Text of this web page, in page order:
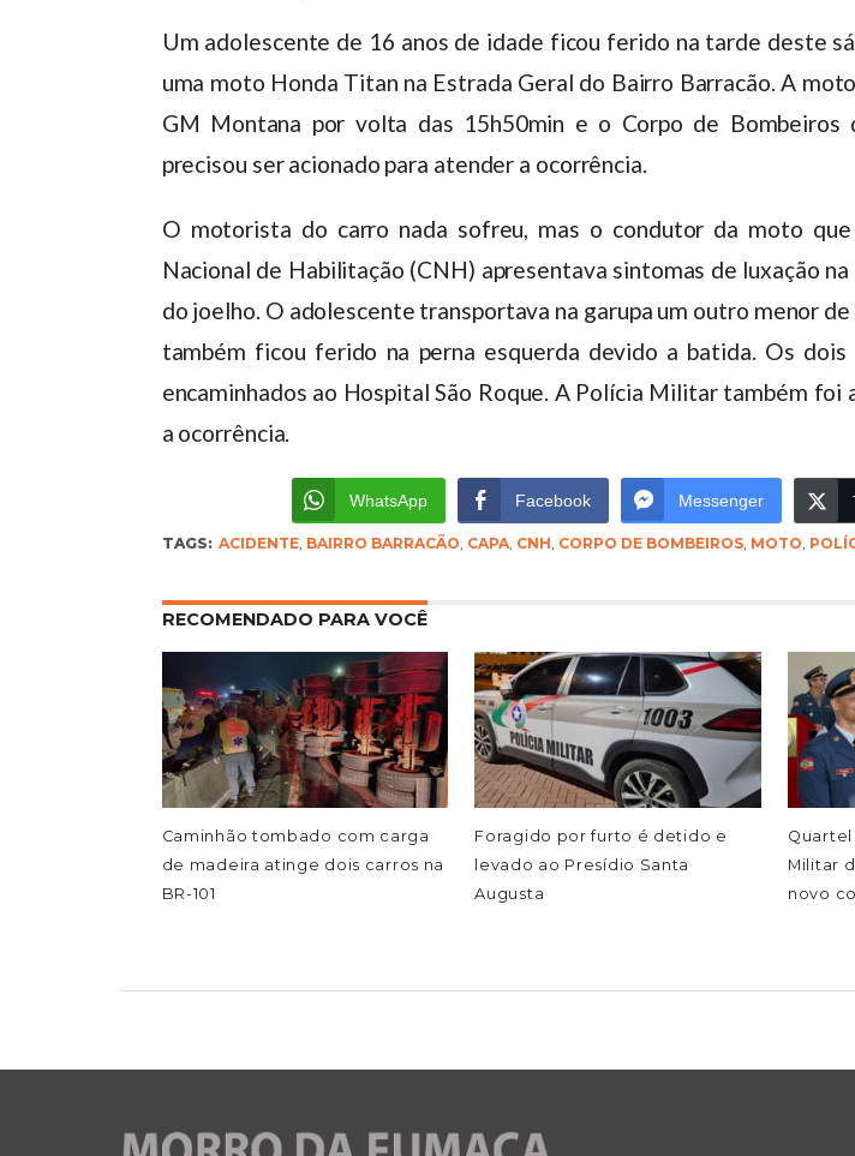
Um adolescente de 16 anos de idade ficou ferido na tarde deste
uma moto Honda Titan na Estrada Geral do Bairro Barracão. A
GM Montana por volta das 15h50min e o Corpo de Bombeiros
precisou ser acionado para atender a ocorrência.
O motorista do carro nada sofreu, mas o condutor da moto
Nacional de Habilitação (CNH) apresentava sintomas de luxação
do joelho. O adolescente transportava na garupa um outro menor de
também ficou ferido na perna esquerda devido a batida. Os
encaminhados ao Hospital São Roque. A Polícia Militar também foi
a ocorrência.
WhatsApp Facebook Messenger
TAGS: ACIDENTE, BAIRRO BARRACÃO, CAPA, CNH, CORPO DE BOMBEIROS, MOTO,
RECOMENDADO PARA VOCÊ
Caminhão tombado com carga
de madeira atinge dois carros na
BR-101
Foragido por furto é detido e
levado ao Presídio Santa
Augusta
Militar
novo